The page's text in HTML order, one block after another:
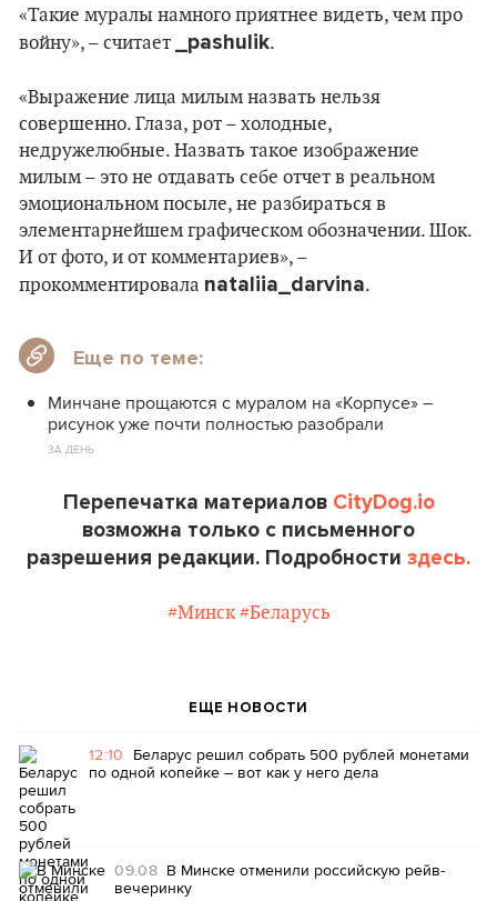
«Такие муралы намного приятнее видеть, чем про
войну», – считает
_pashulik.
«Выражение лица милым назвать нельзя
совершенно. Глаза, рот – холодные,
недружелюбные. Назвать такое изображение
милым – это не отдавать себе отчет в реальном
эмоциональном посыле, не разбираться в
элементарнейшем графическом обозначении. Шок.
И от фото, и от комментариев», –
прокомментировала nataliia_darvina.
Еще по теме:
Минчане прощаются с муралом на «Корпусе» –
рисунок уже почти полностью разобрали
ЗА ДЕНЬ
Перепечатка материалов CityDog.io
возможна только с письменного
разрешения редакции. Подробности здесь.
#Минск #Беларусь
ЕЩЕ НОВОСТИ
12:10 Беларус решил собрать 500 рублей монетами
по одной копейке – вот как у него дела
09.08 В Минске отменили российскую рейв-
вечеринку